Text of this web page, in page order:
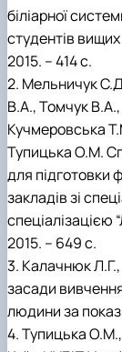
біліарної
студентів
2015. – 414 с.
2. Мельничук
В.А., Томчук
Кучмеровська
Тупицька О.М.
для підготовки
закладів зі
спеціалізацією
2015. – 649 с.
3. Калачнюк Л.Г.,
засади
людини за
4. Тупицька О.М.,